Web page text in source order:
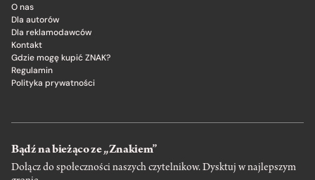
O nas
Dla autorów
Dla reklamodawców
Kontakt
Gdzie mogę kupić ZNAK?
Regulamin
Polityka prywatności
Bądź na bieżąco ze „Znakiem”
Dołącz do społeczności naszych czytelnikow. Dysktuj w najlepszym